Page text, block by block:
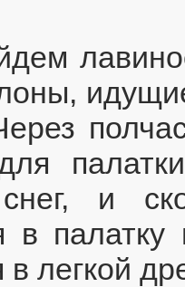
снег, и
в
легкой